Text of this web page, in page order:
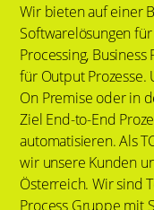
Wir bieten auf einer
Softwarelösungen
Processing,
für Output Prozesse.
On Premise oder in
Ziel End-to-End
automatisieren. Als
wir unsere Kunden
Österreich. Wir sind
Process Gruppe mit